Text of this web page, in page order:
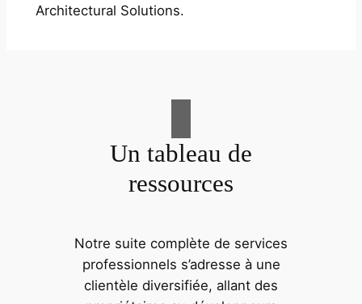
Architectural Solutions.
Un tableau de
ressources
Notre suite complète de services
professionnels s’adresse à une
clientèle diversifiée, allant des